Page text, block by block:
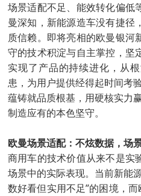
场景适配不足、能效转化偏低
曼深知，新能源造车没有捷径
质信赖。即将亮相的欧曼银河
守的技术积淀与自主掌控，坚
实现了产品的持续进化，从
患，为用户提供经得起时间考
蕴铸就品质根基，用硬核实力
制造应有的本色坚守。
欧曼场景适配：不炫数据，场
商用车的技术价值从来不是实
场景中的实际表现。当前新能
数好看但实用不足”的困境，